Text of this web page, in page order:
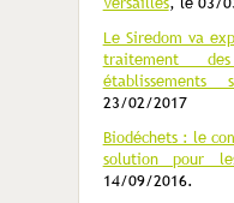
Le Siredom va
traitement
établissements
23/02/2017
Biodéchets : le
solution pour
14/09/2016.